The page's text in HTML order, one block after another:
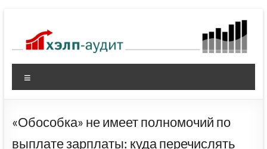
содержимому
«Обособка» не имеет полномочий по
выплате зарплаты: куда перечислять